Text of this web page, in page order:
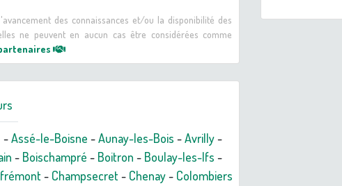
des connaissances et/ou la disponibilité des
ne peuvent en aucun cas être considérées comme
-Assé-le-Boisne -Aunay-les-Bois -Avrilly-
- Boischampré - Boitron - Boulay-les-Ifs -
- Champsecret- Chenay- Colombiers